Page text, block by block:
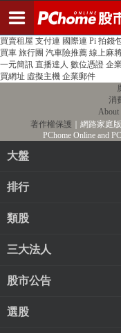
PChome首頁 線上購物 24h購物
買賣租屋 支付連 國際連 Pi 拍錢
買車 旅行團 汽車險推薦 線上麻
一元簡訊 直播達人 數位憑證 企
買網址 虛擬主機 企業郵件
消
About
著作權保護 ｜網路家庭
PChome Online and
大盤
排行
類股
三大法人
股市公告
選股